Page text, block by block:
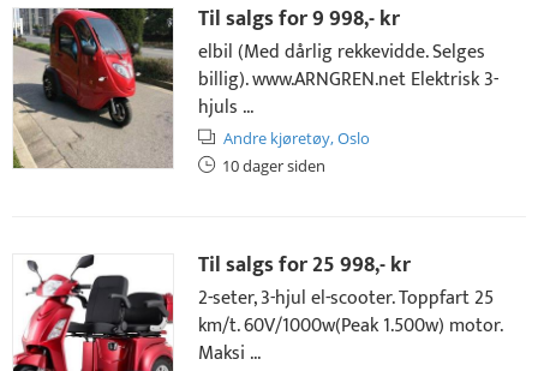
Til salgs for9 998,- kr
elbil (Med dårlig rekkevidde. Selges
billig). www.ARNGREN.net Elektrisk 3-
hjuls ...
Andre kjøretøy,Oslo
10 dager siden
Til salgs for25 998,- kr
2-seter, 3-hjul el-scooter. Toppfart 25
km/t. 60V/1000w(Peak 1.500w) motor.
Maksi ...